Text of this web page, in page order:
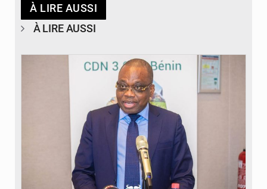
À LIRE AUSSI
À LIRE AUSSI